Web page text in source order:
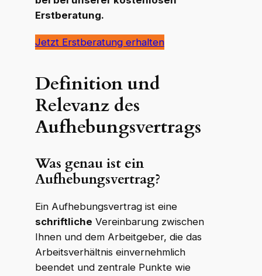
Erstberatung.
Jetzt Erstberatung erhalten
Definition und
Relevanz des
Aufhebungsvertrags
Was genau ist ein
Aufhebungsvertrag?
Ein Aufhebungsvertrag ist eine
schriftliche Vereinbarung zwischen
Ihnen und dem Arbeitgeber, die das
Arbeitsverhältnis einvernehmlich
beendet und zentrale Punkte wie